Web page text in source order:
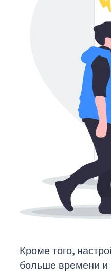
Кроме того,
больше времени